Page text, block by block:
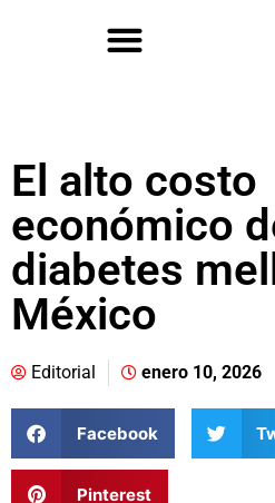
El alto costo
económico
diabetes
México
Editorial enero 10, 2026
Facebook
Pinterest